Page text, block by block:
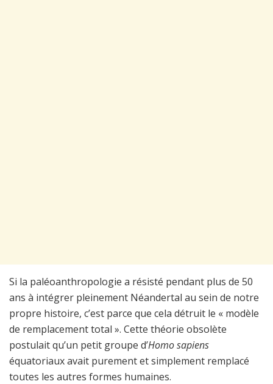
Si la paléoanthropologie a résisté pendant plus de 50
ans à intégrer pleinement Néandertal au sein de notre
propre histoire, c’est parce que cela détruit le « modèle
de remplacement total ». Cette théorie obsolète
postulait qu’un petit groupe d’Homo sapiens
équatoriaux avait purement et simplement remplacé
toutes les autres formes humaines.